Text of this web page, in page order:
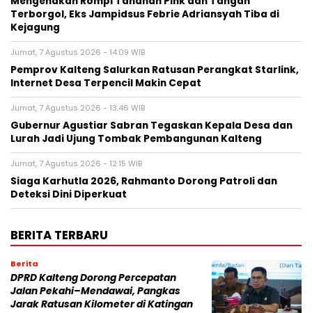
Terborgol, Eks Jampidsus Febrie Adriansyah Tiba di
Kejagung
Jumat, 7 Agustus 2026 - 14:09 WIB
Pemprov Kalteng Salurkan Ratusan Perangkat Starlink,
Internet Desa Terpencil Makin Cepat
Jumat, 7 Agustus 2026 - 13:46 WIB
Gubernur Agustiar Sabran Tegaskan Kepala Desa dan
Lurah Jadi Ujung Tombak Pembangunan Kalteng
Jumat, 7 Agustus 2026 - 12:15 WIB
Siaga Karhutla 2026, Rahmanto Dorong Patroli dan
Deteksi Dini Diperkuat
BERITA TERBARU
Berita
DPRD Kalteng Dorong Percepatan
Jalan Pekahi–Mendawai, Pangkas
Jarak Ratusan Kilometer di Katingan